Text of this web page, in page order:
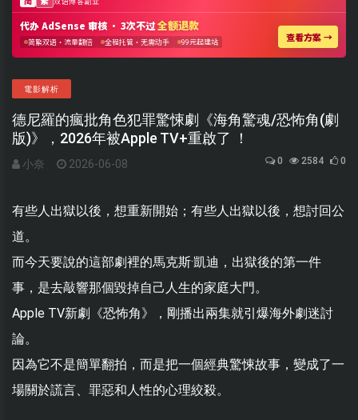
電影解析
德尼羅的瘋批角色犯罪驚悚劇《海角驚魂/恐怖角(劇
版)》，2026年被Apple TV+重啟了 ！
小奈 2026-06-08 0 2584 0
有些人出獄以後，想重新開始；有些人出獄以後，想討回公
道。
而今天要說的這部劇裡的馬克斯·凱迪，出獄後的第一件
事，是去敲響那個毀掉自己人生的家庭大門。
Apple TV新劇《恐怖角》，剛播出兩集就引爆海外劇迷討
論。
因為它不是簡單翻拍，而是把一個經典驚悚故事，變成了一
場關於謊言、罪惡和人性的心理絞殺。